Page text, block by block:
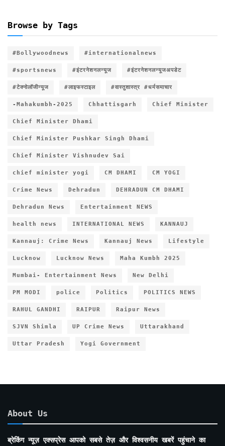
Browse by Tags
#Bollywoodnews #internationalnews
#sportsnews #इंटरनेशनलन्यूज #इंटरनेशनलन्यूजअपडेट
#टेक्नोलॉजीन्यूज #लाइफस्टाइल #वास्तुशास्त्र #धर्मसमाचार
-Mahakumbh-2025 Chhattisgarh Chief Minister
Chief Minister Dhami
Chief Minister Pushkar Singh Dhami
Chief Minister Vishnudev Sai
chief minister yogi CM DHAMI CM YOGI
Crime News Dehradun DEHRADUN CM DHAMI
Dehradun News Entertainment NEWS
health news INTERNATIONAL NEWS KANNAUJ
Kannauj: Crime News Kannauj News Lifestyle
Lucknow Lucknow News Maha Kumbh 2025
Mumbai- Entertainment News New Delhi
PM MODI police Politics POLITICS NEWS
RAHUL GANDHI RAIPUR Raipur News
SJVN Shimla UP Crime News Uttarakhand
Uttar Pradesh Yogi Government
About Us
ब्रेकिंग न्यूज़ एक्सप्रेस आपको सबसे तेज़ और विश्वसनीय खबरें पहुंचाने का